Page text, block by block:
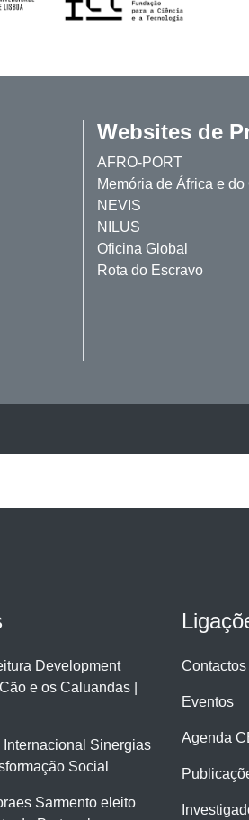
Websites de
AFRO-PORT
Memória de África e do
NEVIS
NILUS
Oficina Global
Rota do Escravo
Development
e os Caluandas |
Internacional Sinergias
Social
Sarmento eleito
Contactos
Eventos
Agenda